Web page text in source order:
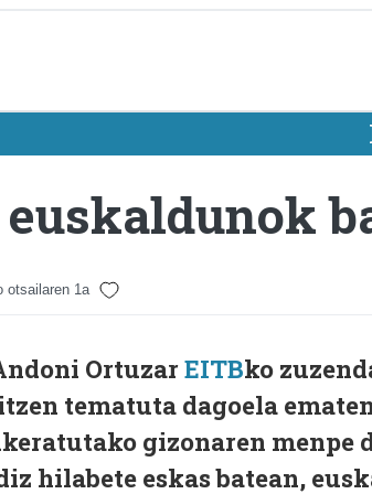
otsailaren 1a
OrtuzarEITBko
tematuta dagoela
gizonaren menpe
hilabete eskas batean,